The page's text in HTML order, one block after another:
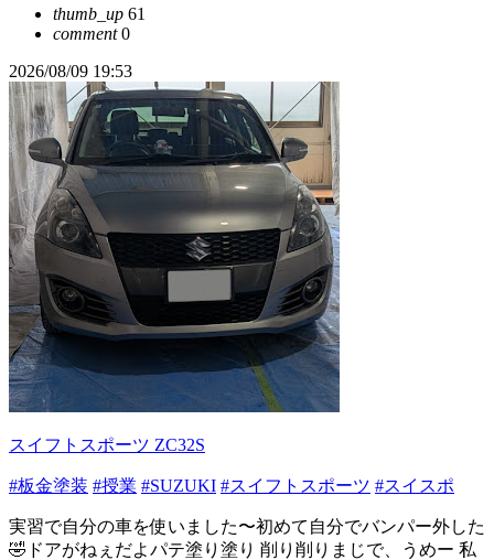
thumb_up 61
comment0
2026/08/09 19:53
スイフトスポーツ ZC32S
#板金塗装 #授業 #SUZUKI #スイフトスポーツ #スイスポ
実習で自分の車を使いました〜初めて自分でバンパー外した
🤣ドアがねぇだよパテ塗り塗り 削り削りまじで、うめー 私